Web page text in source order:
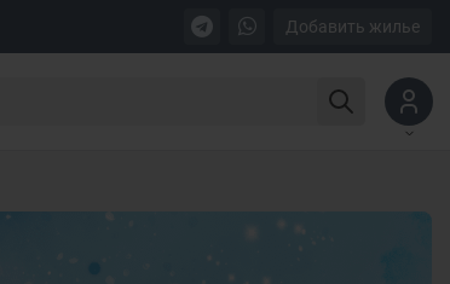
Добавить жилье